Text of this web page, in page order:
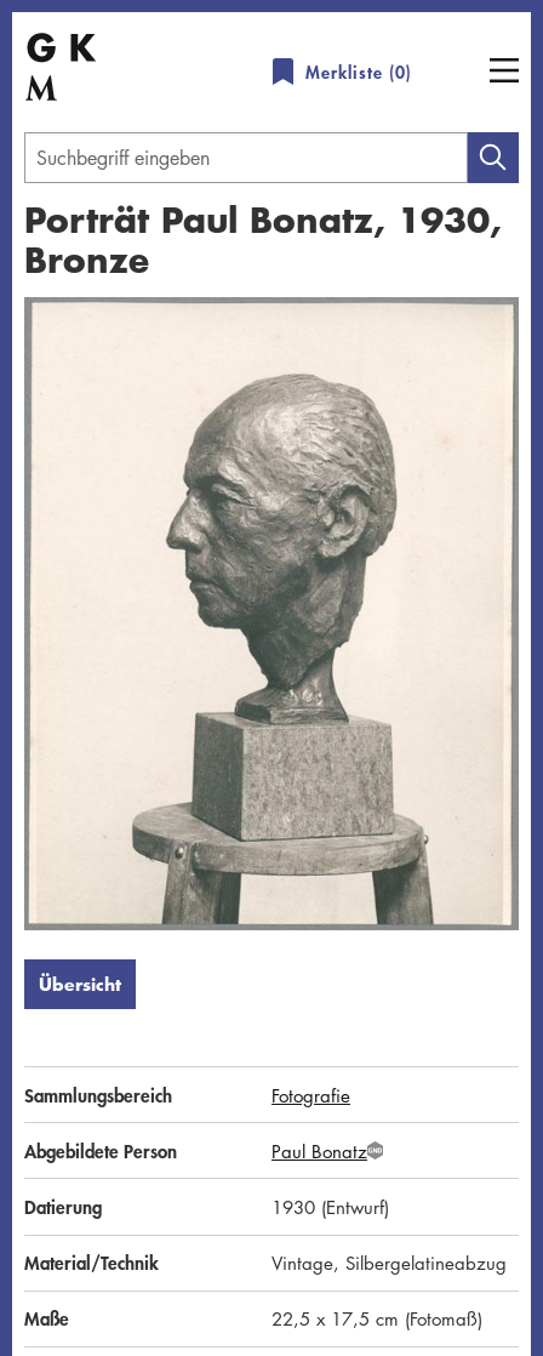
Direkt
zum
Inhalt
Merkliste (0)
Geben
Sie
einen
Suchbegriff
Porträt Paul Bonatz, 1930,
Bronze
Übersicht
Sammlungsbereich Fotografie
Abgebildete Person Paul BonatzG
N
D
Datierung 1930 (Entwurf)
Material/Technik Vintage, Silbergelatineabzug
Maße 22,5 x 17,5 cm (Fotomaß)